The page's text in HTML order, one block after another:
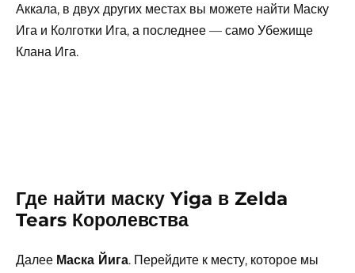
Аккала, в двух других местах вы можете найти Маску
Ига и Колготки Ига, а последнее — само Убежище
Клана Ига.
Где найти маску Yiga в Zelda
Tears Королевства
Далее Маска Йига. Перейдите к месту, которое мы